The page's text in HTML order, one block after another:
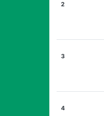
2
3
4